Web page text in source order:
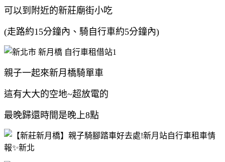
可以到附近的新莊廟街小吃
(走路約15分鐘內、騎自行車約5分鐘內)
親子一起來新月橋騎單車
這有大大的空地~超放電的
最晚歸還時間是晚上8點